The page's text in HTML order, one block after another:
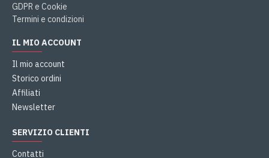
GDPR e Cookie
Termini e condizioni
IL MIO ACCOUNT
Il mio account
Storico ordini
Affiliati
Newsletter
SERVIZIO CLIENTI
Contatti